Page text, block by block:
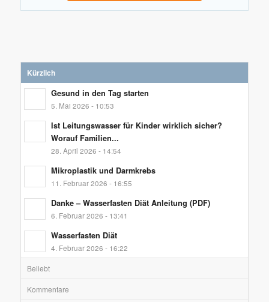
Kürzlich
Gesund in den Tag starten
5. Mai 2026 - 10:53
Ist Leitungswasser für Kinder wirklich sicher?
Worauf Familien...
28. April 2026 - 14:54
Mikroplastik und Darmkrebs
11. Februar 2026 - 16:55
Danke – Wasserfasten Diät Anleitung (PDF)
6. Februar 2026 - 13:41
Wasserfasten Diät
4. Februar 2026 - 16:22
Beliebt
Kommentare